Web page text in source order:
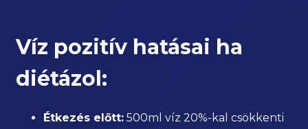
Víz pozitív hatásai ha
diétázol:
Étkezés előtt: 500ml víz 20%-kal csökkenti